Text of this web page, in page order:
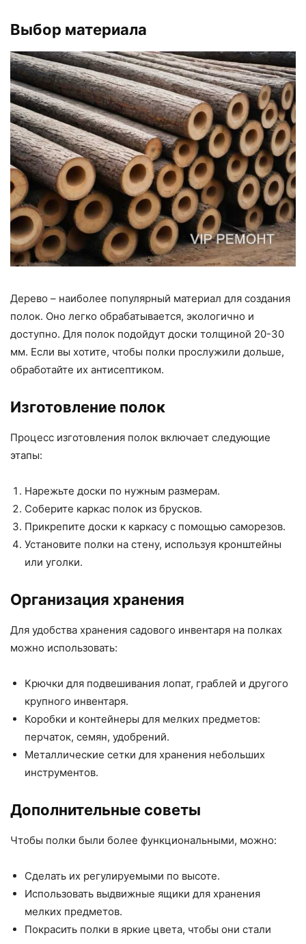
Выбор материала
Дерево – наиболее популярный материал для создания
полок. Оно легко обрабатывается, экологично и
доступно. Для полок подойдут доски толщиной 20-30
мм. Если вы хотите, чтобы полки прослужили дольше,
обработайте их антисептиком.
Изготовление полок
Процесс изготовления полок включает следующие
этапы:
Нарежьте доски по нужным размерам.
Соберите каркас полок из брусков.
Прикрепите доски к каркасу с помощью саморезов.
Установите полки на стену, используя кронштейны
или уголки.
Организация хранения
Для удобства хранения садового инвентаря на полках
можно использовать:
Крючки для подвешивания лопат, граблей и другого
крупного инвентаря.
Коробки и контейнеры для мелких предметов:
перчаток, семян, удобрений.
Металлические сетки для хранения небольших
инструментов.
Дополнительные советы
Чтобы полки были более функциональными, можно:
Сделать их регулируемыми по высоте.
Использовать выдвижные ящики для хранения
мелких предметов.
Покрасить полки в яркие цвета, чтобы они стали